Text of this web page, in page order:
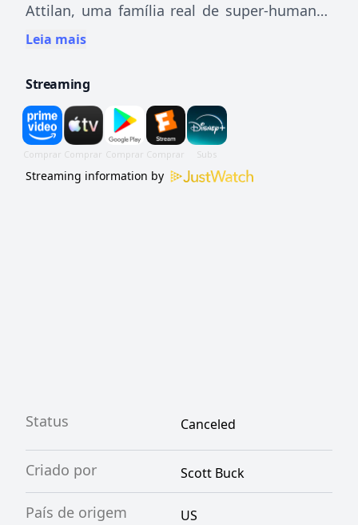
Attilan, uma família real de super-humanos
liderada pelo Raio Negro é obrigada a se
Leia mais
Streaming
Streaming information by
Status Canceled
Criado por Scott Buck
País de origem US